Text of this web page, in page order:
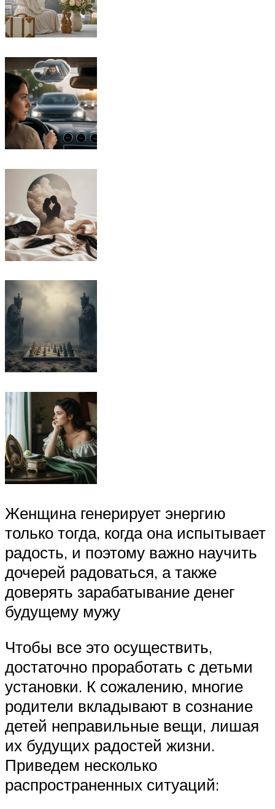
Женщина генерирует энергию
только тогда, когда она испытывает
радость, и поэтому важно научить
дочерей радоваться, а также
доверять зарабатывание денег
будущему мужу
Чтобы все это осуществить,
достаточно проработать с детьми
установки. К сожалению, многие
родители вкладывают в сознание
детей неправильные вещи, лишая
их будущих радостей жизни.
Приведем несколько
распространенных ситуаций: